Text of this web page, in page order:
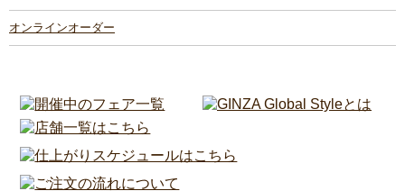
オンラインオーダー